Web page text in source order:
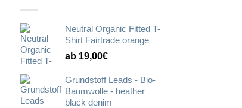
Neutral Organic Fitted T-
Shirt Fairtrade orange
ab 19,00€
Grundstoff Leads - Bio-
Baumwolle - heather
black denim